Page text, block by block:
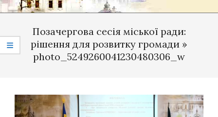
Navigation
Menu
Позачергова сесія міської ради:
рішення для розвитку громади »
photo_5249260041230480306_w